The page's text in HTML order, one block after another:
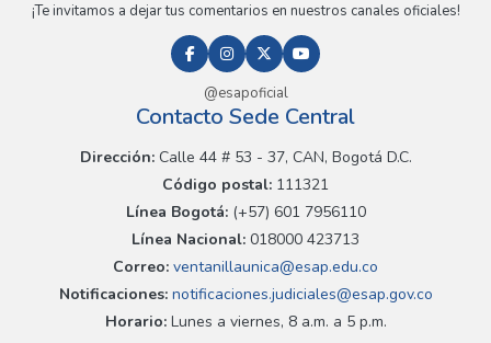
¡Te invitamos a dejar tus comentarios en nuestros canales oficiales!
@esapoficial
Contacto Sede Central
Dirección:Calle 44 # 53 - 37, CAN, Bogotá D.C.
Código postal: 111321
Línea Bogotá:(+57) 601 7956110
Línea Nacional: 018000 423713
Correo: ventanillaunica@esap.edu.co
Notificaciones:notificaciones.judiciales@esap.gov.co
Horario:Lunes a viernes, 8 a.m. a 5 p.m.